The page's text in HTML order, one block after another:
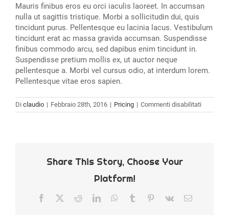
Mauris finibus eros eu orci iaculis laoreet. In accumsan
nulla ut sagittis tristique. Morbi a sollicitudin dui, quis
tincidunt purus. Pellentesque eu lacinia lacus. Vestibulum
tincidunt erat ac massa gravida accumsan. Suspendisse
finibus commodo arcu, sed dapibus enim tincidunt in.
Suspendisse pretium mollis ex, ut auctor neque
pellentesque a. Morbi vel cursus odio, at interdum lorem.
Pellentesque vitae eros sapien.
Di claudio | Febbraio 28th, 2016 | Pricing | Commenti disabilitatisu
Cras
Share This Story, Choose Your
Platform!
Facebook RedditLinkedInWhatsApp
Tumblr Pinterest
Vk Email